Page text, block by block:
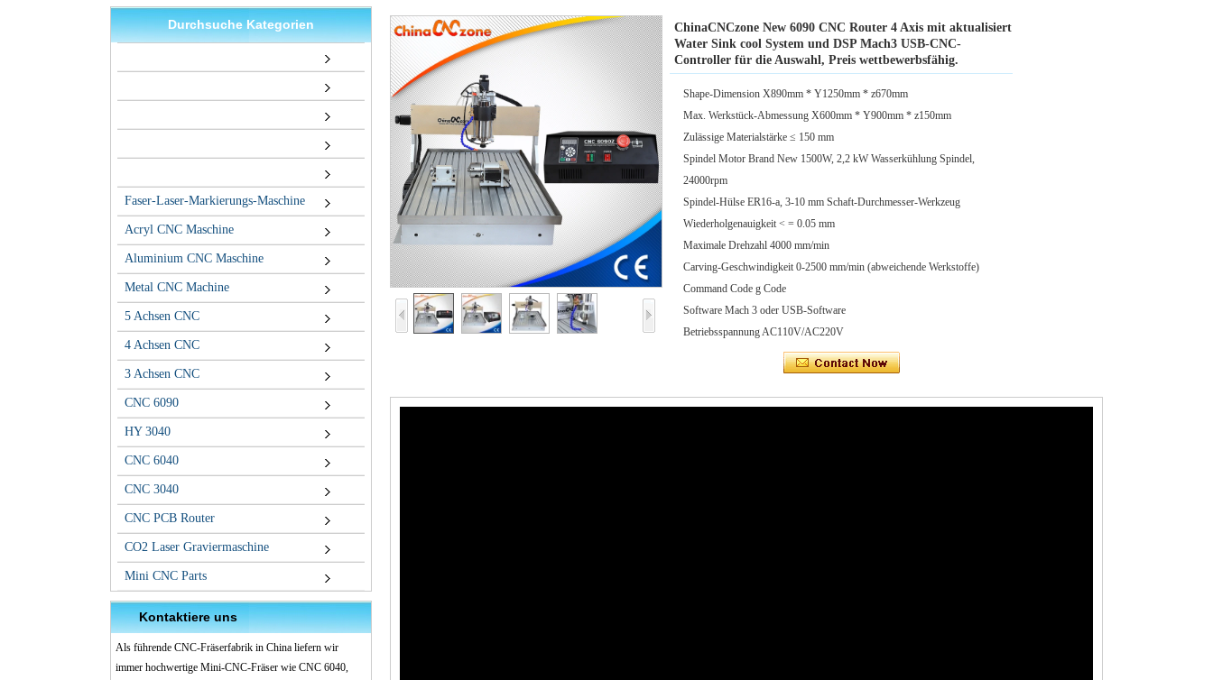
Durchsuche Kategorien
Faser-Laser-Markierungs-Maschine
Acryl CNC Maschine
Aluminium CNC Maschine
Metal CNC Machine
5 Achsen CNC
4 Achsen CNC
3 Achsen CNC
CNC 6090
HY 3040
CNC 6040
CNC 3040
CNC PCB Router
CO2 Laser Graviermaschine
Mini CNC Parts
Kontaktiere uns
Als führende CNC-Fräserfabrik in China liefern wir
immer hochwertige Mini-CNC-Fräser wie CNC 6040,
ChinaCNCzone New 6090 CNC Router 4 Axis mit aktualisiert
Water Sink cool System und DSP Mach3 USB-CNC-
Controller für die Auswahl, Preis wettbewerbsfähig.
Shape-Dimension X890mm * Y1250mm * z670mm
Max. Werkstück-Abmessung X600mm * Y900mm * z150mm
Zulässige Materialstärke ≤ 150 mm
Spindel Motor Brand New 1500W, 2,2 kW Wasserkühlung Spindel,
24000rpm
Spindel-Hülse ER16-a, 3-10 mm Schaft-Durchmesser-Werkzeug
Wiederholgenauigkeit < = 0.05 mm
Maximale Drehzahl 4000 mm/min
Carving-Geschwindigkeit 0-2500 mm/min (abweichende Werkstoffe)
Command Code g Code
Software Mach 3 oder USB-Software
Betriebsspannung AC110V/AC220V